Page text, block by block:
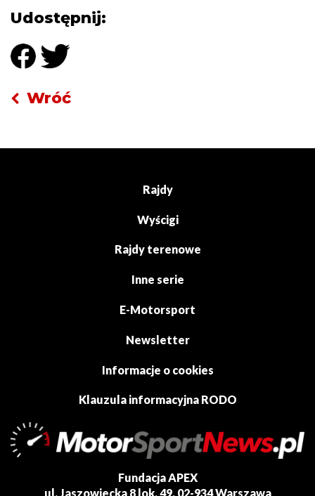
Wróć
Udostępnij:
Rajdy
Wyścigi
Rajdy terenowe
Inne serie
E-Motorsport
Newsletter
Informacje o cookies
Klauzula informacyjna RODO
Fundacja APEX
ul. Jaszowiecka 8 lok. 49, 02-934 Warszawa